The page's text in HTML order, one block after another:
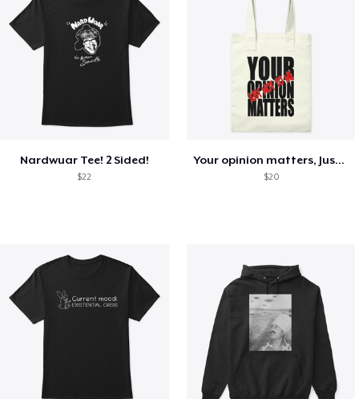
Nardwuar Tee! 2 Sided!
$22
Your opinion matters, Just not to me!
$20